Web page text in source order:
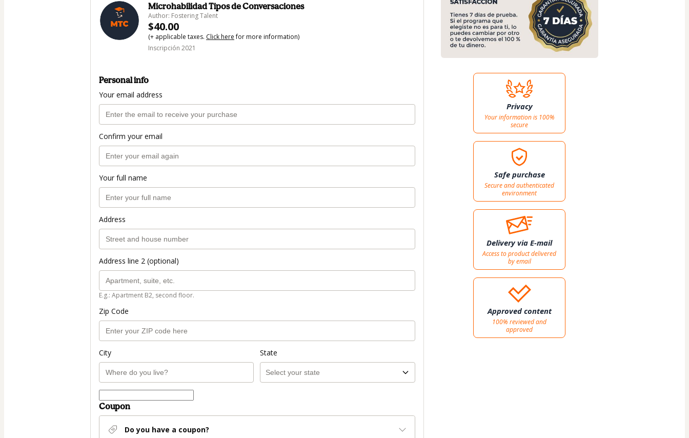
Microhabilidad Tipos de Conversaciones
Author: Fostering Talent
$40.00
(+ applicable taxes. Click herefor more information)
Inscripción 2021
Personal info
Your email address
Confirm your email
Your full name
Address
Address line 2 (optional)
E.g.: Apartment B2, second floor.
Zip Code
City State
Coupon
Do you have a coupon?
Privacy
Your information is 100%
secure
Safe purchase
Secure and authenticated
environment
Delivery via E-mail
Access to product delivered
by email
Approved content
100% reviewed and
approved